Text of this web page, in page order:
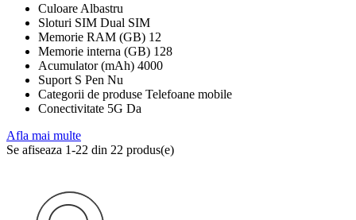
Culoare Albastru
Sloturi SIM Dual SIM
Memorie RAM (GB) 12
Memorie interna (GB) 128
Acumulator (mAh) 4000
Suport S Pen Nu
Categorii de produse Telefoane mobile
Conectivitate 5G Da
Afla mai multe
Se afiseaza 1-22 din 22 produs(e)